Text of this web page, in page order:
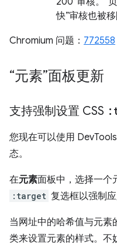
快”审核也被移
Chromium 问题： 772558
“元素”面板更新
支持强制设置 CSS
您现在可以使用
态。
在元素面板中，选择一个
:target 复选框以强制应
当网址中的哈希值与元素
类来设置元素的样式。不